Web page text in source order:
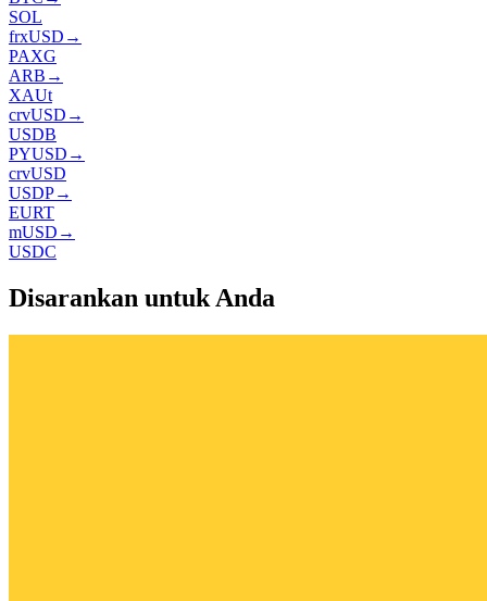
SOL
frxUSD →
PAXG
ARB →
XAUt
crvUSD →
USDB
PYUSD →
crvUSD
USDP→
EURT
mUSD →
USDC
Disarankan untuk Anda